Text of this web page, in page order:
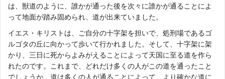
は、獣道のように、誰かが通った後を次々に誰かが通ることによ
って地面が踏み固められ、道が出来ていました。
イエス・キリストは、ご自分の十字架を担いで、処刑場であるゴ
ルゴタの丘に向かって歩いて行かれました。そして、十字架に架
かり、三日に死からよみがえることによって天国に至る道を作ら
れたのです。これまで、どれだけ多くの人がこの道を通ったこと
でしょうか。道は多くの人が通ることによって、より確かな道に